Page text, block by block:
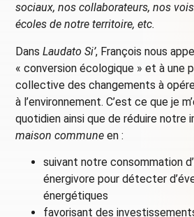
sociaux, nos collaborateurs, nos
écoles de notre territoire, etc.
DansLaudato Si’, François nous
« conversion écologique » et à une
collective des changements à
à l’environnement. C’est ce que je
quotidien ainsi que de réduire notre
maison commune en :
suivant notre consommation
énergivore pour détecter
énergétiques
favorisant des